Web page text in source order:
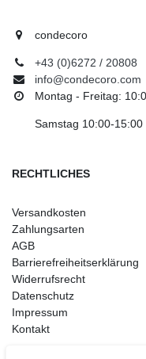
condecoro
+43 (0)6272 / 20808
info@condecoro.com
Montag - Freitag:
Samstag 10:00-15:00
RECHTLICHES
Versandkosten
Zahlungsarten
AGB
Barrierefreiheitserklärung
Widerrufsrecht
Datenschutz
Impressum
Kontakt